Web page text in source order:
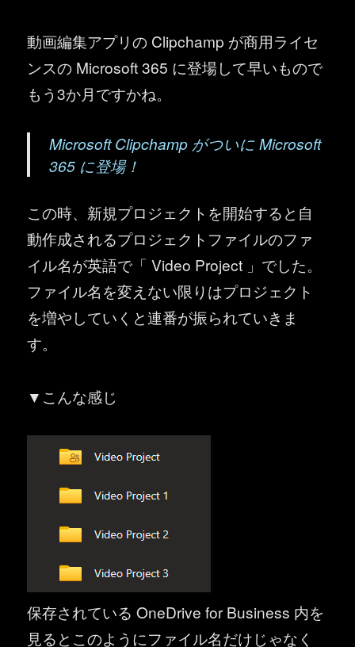
動画編集アプリの Clipchamp が商用ライセ
ンスの Microsoft 365 に登場して早いもので
もう3か月ですかね。
Microsoft Clipchamp がついに Microsoft
365 に登場！
この時、新規プロジェクトを開始すると自
動作成されるプロジェクトファイルのファ
イル名が英語で「 Video Project 」でした。
ファイル名を変えない限りはプロジェクト
を増やしていくと連番が振られていきま
す。
▼こんな感じ
保存されている OneDrive for Business 内を
見るとこのようにファイル名だけじゃなく